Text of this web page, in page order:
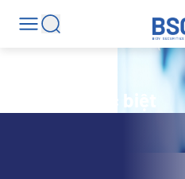
Báo cáo đặc biệt